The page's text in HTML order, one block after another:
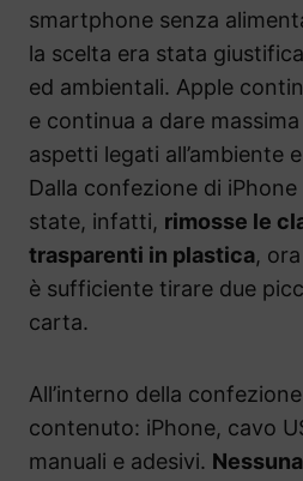
smartphone senza
la scelta era stata
ed ambientali. Apple
e continua a dare
aspetti legati all’ambiente
Dalla confezione di
state, infatti, rimosse le
trasparenti in plastica,
è sufficiente tirare due
carta.
All’interno della
contenuto: iPhone, cavo
manuali e adesivi.